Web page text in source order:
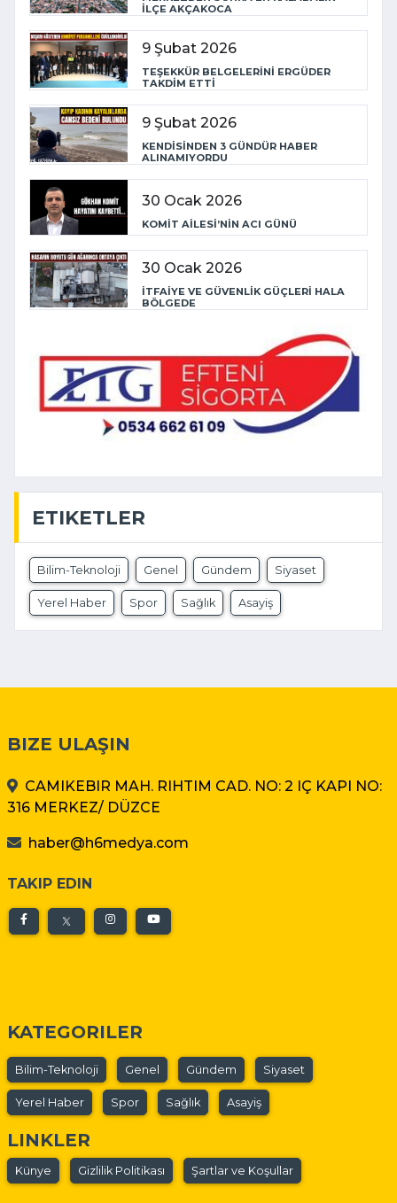
İLÇE AKÇAKOCA
9 Şubat 2026
TEŞEKKÜR BELGELERİNİ ERGÜDER
TAKDİM ETTİ
9 Şubat 2026
KENDİSİNDEN 3 GÜNDÜR HABER
ALINAMIYORDU
30 Ocak 2026
KOMİT AİLESİ’NİN ACI GÜNÜ
30 Ocak 2026
İTFAİYE VE GÜVENLİK GÜÇLERİ HALA
BÖLGEDE
ETIKETLER
Bilim-Teknoloji Genel Gündem Siyaset
Yerel Haber Spor Sağlık Asayiş
BIZE ULAŞIN
CAMIKEBIR MAH. RIHTIM CAD. NO: 2 IÇ KAPI NO:
316 MERKEZ/ DÜZCE
haber@h6medya.com
TAKIP EDIN
KATEGORILER
Bilim-Teknoloji Genel Gündem Siyaset
Yerel Haber Spor Sağlık Asayiş
LINKLER
Künye Gizlilik Politikası Şartlar ve Koşullar